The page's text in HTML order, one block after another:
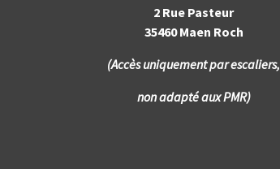
2 Rue Pasteur
35460 Maen Roch
(Accès uniquement par escaliers,
non adapté aux PMR)